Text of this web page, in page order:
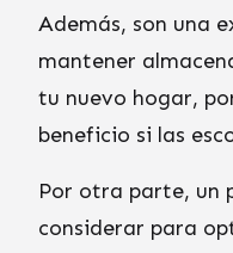
Además, son una
mantener
tu nuevo hogar,
beneficio si las
Por otra parte, un
considerar para